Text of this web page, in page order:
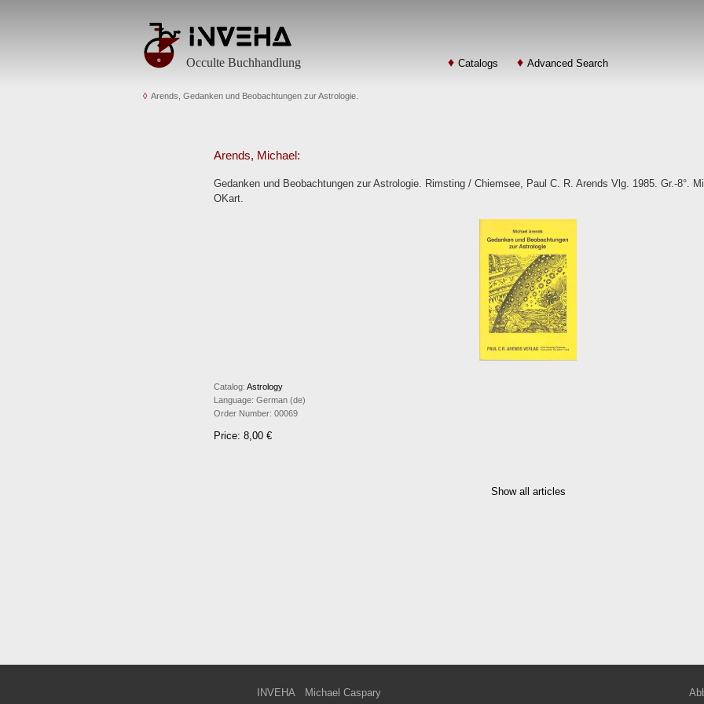
Occulte Buchhandlung Catalogs Advanced Search
Arends, Gedanken und Beobachtungen zur Astrologie.
Arends, Michael:
Gedanken und Beobachtungen zur Astrologie. Rimsting / Chiemsee, Paul C. R. Arends Vlg. 1985. Gr.-8°.
OKart.
Catalog: Astrology
Language: German (de)
Order Number: 00069
Price: 8,00 €
Show all articles
INVEHA
Michael Caspary